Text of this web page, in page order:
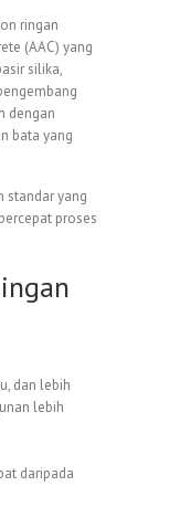
ringan
(AAC) yang
silika,
dengan
bata yang
standar yang
proses
dan lebih
lebih
daripada